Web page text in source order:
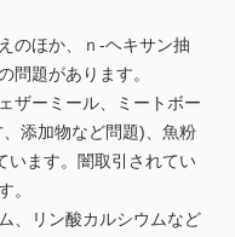
のほか、ｎ-ヘキサン抽
問題があります。
ザーミール、ミートボー
添加物など問題)、魚粉
います。闇取引されてい
。
、リン酸カルシウムなど